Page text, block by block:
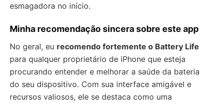
esmagadora no início.
Minha recomendação sincera sobre este app
No geral, eu recomendo fortemente o Battery Life
para qualquer proprietário de iPhone que esteja
procurando entender e melhorar a saúde da bateria
do seu dispositivo. Com sua interface amigável e
recursos valiosos, ele se destaca como uma